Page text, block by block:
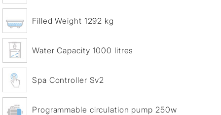
Filled Weight 1292 kg
Water Capacity 1000 litres
Spa Controller Sv2
Programmable circulation pump 250w